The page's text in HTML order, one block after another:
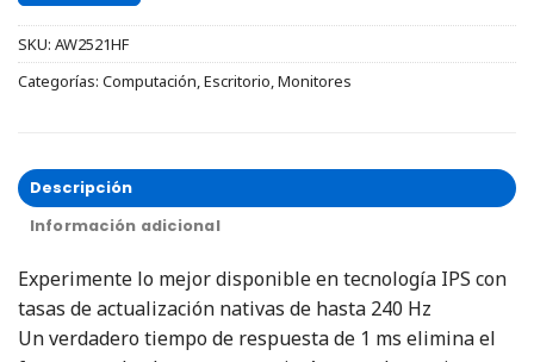
SKU: AW2521HF
Categorías: Computación,Escritorio,Monitores
Descripción
Información adicional
Experimente lo mejor disponible en tecnología IPS con
tasas de actualización nativas de hasta 240 Hz
Un verdadero tiempo de respuesta de 1 ms elimina el